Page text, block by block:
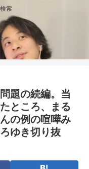
索
題の続編。当
ところ、まる
の例の喧嘩み
ゆき切り抜